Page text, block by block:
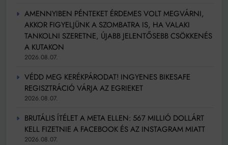
AMENNYIBEN PÉNTEKET ÉRDEMES VOLT MEGVÁRNI,
AKKOR FIGYELJÜNK A SZOMBATRA IS, HA VALAKI
TANKOLNI SZERETNE, ÚJABB JELENTŐSEBB CSÖKKENÉS
A KUTAKON
2026.08.07.
VÉDD MEG KERÉKPÁRODAT! INGYENES BIKESAFE
REGISZTRÁCIÓ VÁRJA AZ EGRIEKET
2026.08.07.
BRUTÁLIS ÍTÉLET A META ELLEN: 567 MILLIÓ DOLLÁRT
KELL FIZETNIE A FACEBOOK ÉS AZ INSTAGRAM MIATT
2026.08.07.